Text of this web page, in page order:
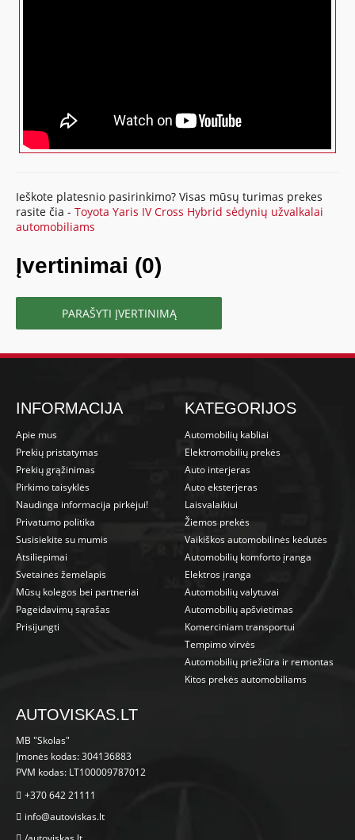
Ieškote platesnio pasirinkimo? Visas mūsų turimas prekes
rasite čia -Toyota Yaris IV Cross Hybrid sėdynių užvalkalai
automobiliams
Įvertinimai (0)
PARAŠYTI ĮVERTINIMĄ
INFORMACIJA
Apie mus
Prekių pristatymas
Prekių grąžinimas
Pirkimo taisyklės
Naudinga informacija pirkėjui!
Privatumo politika
Susisiekite su mumis
Atsiliepimai
Svetainės žemėlapis
Mūsų kolegos bei partneriai
Pageidavimų sąrašas
Prisijungti
KATEGORIJOS
Automobilių kabliai
Elektromobilių prekės
Auto interjeras
Auto eksterjeras
Laisvalaikiui
Žiemos prekės
Vaikiškos automobilinės kėdutės
Automobilių komforto įranga
Elektros įranga
Automobilių valytuvai
Automobilių apšvietimas
Komerciniam transportui
Tempimo virvės
Automobilių priežiūra ir remontas
Kitos prekės automobiliams
AUTOVISKAS.LT
MB "Skolas"
Įmonės kodas: 304136883
PVM kodas: LT100009787012
+370 642 21111
info@autoviskas.lt